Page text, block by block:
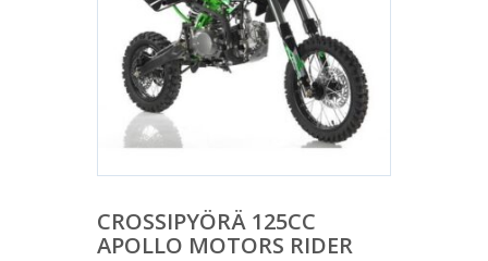
CROSSIPYÖRÄ 125CC
APOLLO MOTORS RIDER